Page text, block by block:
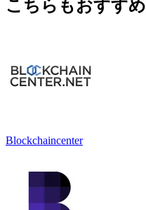
こちらもおすすめ
Blockchaincenter